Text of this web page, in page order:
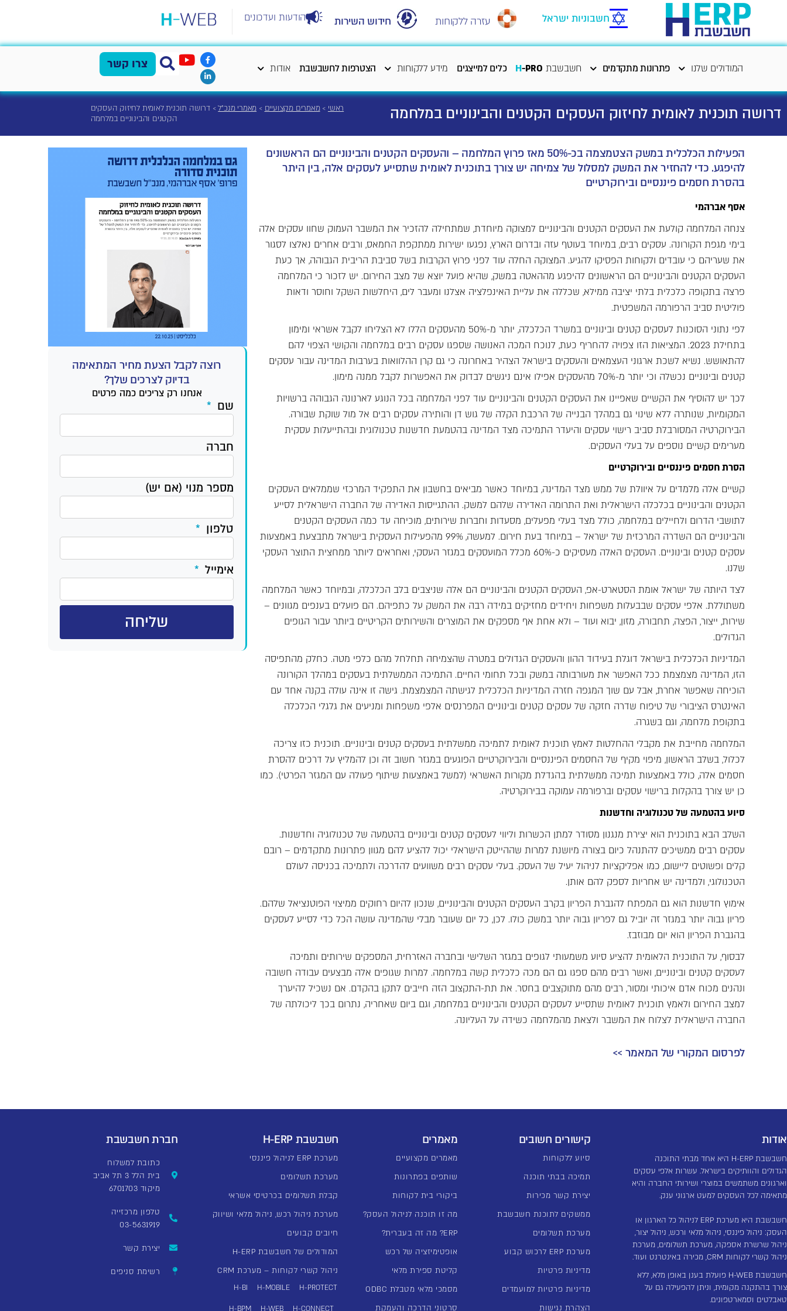
חשבוניות ישראל עזרה ללקוחות חידוש השירות הודעות ועדכונים
המודולים שלנו פתרונות מתקדמים חשבשבת H-PRO כלים למייצגים מידע ללקוחות הצטרפות לחשבשבת אודות צרו קשר
דרושה תוכנית לאומית לחיזוק העסקים הקטנים והבינוניים במלחמה ראשי >מאמרים מקצועיים > מאמרי מנכ"ל>דרושה תוכנית לאומית לחיזוק העסקים
הקטנים והבינוניים במלחמה
הפעילות הכלכלית במשק הצטמצמה בכ-50% מאז פרוץ המלחמה – והעסקים הקטנים והבינוניים הם הראשונים
להיפגע. כדי להחזיר את המשק למסלול של צמיחה יש צורך בתוכנית לאומית שתסייע לעסקים אלה, בין היתר
בהסרת חסמים פיננסיים ובירוקרטיים
אסף אברהמי
צנחה המלחמה קולעת את העסקים הקטנים והבינוניים למצוקה מיוחדת, שמתחילה להזכיר את המשבר העמוק שחוו עסקים אלה
בימי מגפת הקורונה. עסקים רבים, במיוחד בעוטף עזה ובדרום הארץ, נפגעו ישירות ממתקפת החמאס, ורבים אחרים נאלצו לסגור
את שעריהם כי עובדים ולקוחות הפסיקו להגיע. המצוקה החלה עוד לפני פרוץ הקרבות בשל סביבת הריבית הגבוהה, אך כעת
העסקים הקטנים והבינוניים הם הראשונים להיפגע מההאטה במשק, שהיא פועל יוצא של מצב החירום. יש לזכור כי המלחמה
פרצה בתקופה כלכלית בלתי יציבה ממילא, שכללה את עליית האינפלציה אצלנו ומעבר לים, היחלשות השקל וחוסר ודאות
פוליטית סביב הרפורמה המשפטית.
לפי נתוני הסוכנות לעסקים קטנים ובינוניים במשרד הכלכלה, יותר מ-50% מהעסקים הללו לא הצליחו לקבל אשראי ומימון
בתחילת 2023. המציאות הזו צפויה להחריף כעת, לנוכח המכה האנושה שספגו עסקים רבים במלחמה והקושי הצפוי להם
להתאושש. נשיא לשכת ארגוני העצמאים והעסקים בישראל הצהיר באחרונה כי גם קרן ההלוואות בערבות המדינה עבור עסקים
קטנים ובינוניים נכשלה וכי יותר מ-70% מהעסקים אפילו אינם ניגשים לבדוק את האפשרות לקבל ממנה מימון.
לכך יש להוסיף את הקשיים שאפיינו את העסקים הקטנים והבינוניים עוד לפני המלחמה בכל הנוגע לארנונה הגבוהה ברשויות
המקומיות, שנותרה ללא שינוי גם במהלך הבנייה של הרכבת הקלה של גוש דן והותירה עסקים רבים אל מול שוקת שבורה.
הבירוקרטיה המסורבלת סביב רישוי עסקים והיעדר התמיכה מצד המדינה בהטמעת חדשנות טכנולוגית ובהתייעלות עסקית
מערימים קשיים נוספים על בעלי העסקים.
הסרת חסמים פיננסיים ובירוקרטיים
קשיים אלה מלמדים על איוולת של ממש מצד המדינה, במיוחד כאשר מביאים בחשבון את התפקיד המרכזי שממלאים העסקים
הקטנים והבינוניים בכלכלה הישראלית ואת התרומה האדירה שלהם למשק. ההתגייסות האדירה של החברה הישראלית לסייע
לתושבי הדרום ולחיילים במלחמה, כולל מצד בעלי מפעלים, מסעדות וחברות שירותים, מוכיחה עד כמה העסקים הקטנים
והבינוניים הם השדרה המרכזית של ישראל – במיוחד בעת חירום. למעשה, 99% מהפעילות העסקית בישראל מתבצעת באמצעות
עסקים קטנים ובינוניים. העסקים האלה מעסיקים כ-60% מכלל המועסקים במגזר העסקי, ואחראים ליותר ממחצית התוצר העסקי
שלנו.
לצד היותה של ישראל אומת הסטארט-אפ, העסקים הקטנים והבינוניים הם אלה שניצבים בלב הכלכלה, ובמיוחד כאשר המלחמה
משתוללת. אלפי עסקים שבבעלות משפחות ויחידים מחזיקים במידה רבה את המשק על כתפיהם. הם פועלים בענפים מגוונים –
שירות, ייצור, הפצה, תחבורה, מזון, יבוא ועוד – ולא אחת אף מספקים את המוצרים והשירותים הקריטיים ביותר עבור הגופים
הגדולים.
המדיניות הכלכלית בישראל דוגלת בעידוד ההון והעסקים הגדולים במטרה שהצמיחה תחלחל מהם כלפי מטה. כחלק מהתפיסה
הזו, המדינה מצמצמת ככל האפשר את מעורבותה במשק ובכל תחומי החיים. התמיכה הממשלתית בעסקים במהלך הקורונה
הוכיחה שאפשר אחרת, אבל עם שוך המגפה חזרה המדיניות הכלכלית לגישתה המצמצמת. גישה זו אינה עולה בקנה אחד עם
האינטרס הציבורי של טיפוח שדרה חזקה של עסקים קטנים ובינוניים המפרנסים אלפי משפחות ומניעים את גלגלי הכלכלה
בתקופת מלחמה, וגם בשגרה.
המלחמה מחייבת את מקבלי ההחלטות לאמץ תוכנית לאומית לתמיכה ממשלתית בעסקים קטנים ובינוניים. תוכנית כזו צריכה
לכלול, בשלב הראשון, מיפוי מקיף של החסמים הפיננסיים והבירוקרטיים הפוגעים במגזר חשוב זה וכן להמליץ על דרכים להסרת
חסמים אלה, כולל באמצעות תמיכה ממשלתית בהגדלת מקורות האשראי (למשל באמצעות שיתוף פעולה עם המגזר הפרטי). כמו
כן יש צורך בהקלות ברישוי עסקים וברפורמה עמוקה בבירוקרטיה.
סיוע בהטמעה של טכנולוגיה וחדשנות
השלב הבא בתוכנית הוא יצירת מנגנון מסודר למתן הכשרות וליווי לעסקים קטנים ובינוניים בהטמעה של טכנולוגיה וחדשנות.
עסקים רבים ממשיכים להתנהל כיום בצורה מיושנת למרות שההייטק הישראלי יכול להציע להם מגוון פתרונות מתקדמים – רובם
קלים ופשוטים ליישום, כמו אפליקציות לניהול יעיל של העסק. בעלי עסקים רבים משוועים להדרכה ולתמיכה בכניסה לעולם
הטכנולוגי, ולמדינה יש אחריות לספק להם אותן.
אימוץ חדשנות הוא גם המפתח להגברת הפריון בקרב העסקים הקטנים והבינוניים, שנכון להיום רחוקים ממיצוי הפוטנציאל שלהם.
פריון גבוה יותר במגזר זה יוביל גם לפריון גבוה יותר במשק כולו. לכן, כל יום שעובר מבלי שהמדינה עושה הכל כדי לסייע לעסקים
בהגברת הפריון הוא יום מבוזבז.
לבסוף, על התוכנית הלאומית להציע סיוע משמעותי לגופים במגזר השלישי ובחברה האזרחית, המספקים שירותים ותמיכה
לעסקים קטנים ובינוניים, ואשר רבים מהם ספגו גם הם מכה כלכלית קשה במלחמה. למרות שגופים אלה מבצעים עבודה חשובה
ונהנים מכוח אדם איכותי ומסור, רבים מהם מתוקצבים בחסר. את תת-התקצוב הזה חייבים לתקן בהקדם. אם נשכיל להיערך
למצב החירום ולאמץ תוכנית לאומית שתסייע לעסקים הקטנים והבינוניים במלחמה, וגם ביום שאחריה, נתרום בכך ליכולתה של
החברה הישראלית לצלוח את המשבר ולצאת מהמלחמה כשידה על העליונה.
רוצה לקבל הצעת מחיר המתאימה
בדיוק לצרכים שלך?
אנחנו רק צריכים כמה פרטים
שם
חברה
מספר מנוי (אם יש)
טלפון
אימייל
שליחה
לפרסום המקורי של המאמר >>
אודות
חשבשבת H-ERP היא אחד מבתי התוכנה
הגדולים והוותיקים בישראל. עשרות אלפי עסקים
וארגונים משתמשים במוצרי ושירותי החברה והיא
מתאימה לכל העסקים למעט ארגוני ענק.
חשבשבת היא מערכת ERP לניהול כל הארגון או
העסק: ניהול פיננסי, ניהול מלאי ורכש, ניהול יצור,
ניהול שרשרת אספקה, מערכת תשלומים, מערכת
ניהול קשרי לקוחות CRM, מכירה באינטרנט ועוד.
חשבשבת H-WEB פועלת בענן באופן מלא, ללא
צורך בהתקנה מקומית, וניתן להפעילה גם על
טאבלטים וסמארטפונים.
קישורים חשובים
סיוע ללקוחות
תמיכה בבתי תוכנה
יצירת קשר מכירות
ממשקים לתוכנת חשבשבת
מערכת תשלומים
מערכת ERP לרכוש קבוע
מדיניות פרטיות
מדיניות פרטיות למועמדים
הצהרת נגישות
מאמרים
מאמרים מקצועיים
שותפים בפתרונות
ביקורי בית לקוחות
מה זו תוכנה לניהול העסק?
ERP? מה זה בעברית?
אופטימיזציה של רכש
קליטת ספירת מלאי
מסמכי מלאי מטבלת ODBC
סרטוני הדרכה והעמקת
חשבשבת H-ERP
מערכת ERP לניהול פיננסי
מערכת תשלומים
קבלת תשלומים בכרטיסי אשראי
מערכת ניהול רכש, ניהול מלאי ושיווק
חיובים קבועים
המודולים של חשבשבת H-ERP
ניהול קשרי לקוחות – מערכת CRM
H-PROTECT
H-MOBILE
H-BI
H-CONNECT
H-WEB
H-BPM
חברת חשבשבת
כתובת למשלוח
בית הלל 3 תל אביב
מיקוד 6701703
טלפון מרכזייה
03-5631919
יצירת קשר
רשימת סניפים